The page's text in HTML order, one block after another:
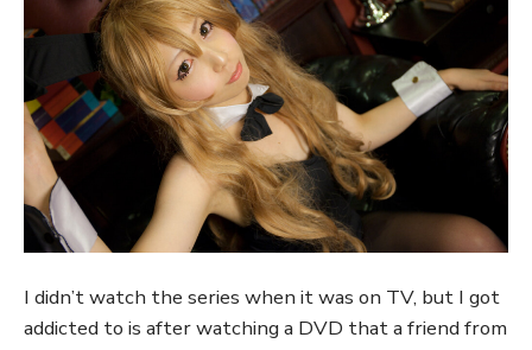
I didn’t watch the series when it was on TV, but I got
addicted to is after watching a DVD that a friend from